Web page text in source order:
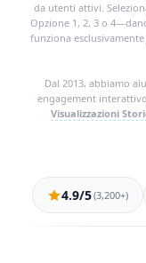
da utenti attivi.
Opzione 1, 2, 3 o
funziona
Dal 2013, abbiamo
engagement
Visualizzazioni
4.9/5(3,200+)